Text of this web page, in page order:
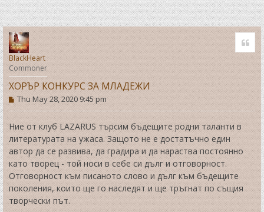
BlackHeart
Commoner
ХОРЪР КОНКУРС ЗА МЛАДЕЖИ
P
o
s
t
Thu May 28, 2020 9:45 pm
Ние от клуб LAZARUS търсим бъдещите родни таланти в
литературата на ужаса. Защото не е достатъчно един
автор да се развива, да градира и да нараства постоянно
като творец - той носи в себе си дълг и отговорност.
Отговорност към писаното слово и дълг към бъдещите
поколения, които ще го наследят и ще тръгнат по същия
творчески път.